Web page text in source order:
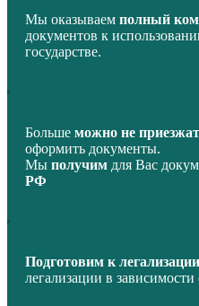
Мы оказываем полный
документов к
государстве.
Больше можно не
оформить документы.
Мы получим для Вас
РФ
Подготовим к легализации
легализации в